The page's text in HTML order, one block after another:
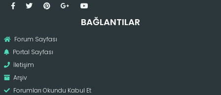
BAĞLANTILAR
Forum Sayfası
Portal Sayfası
İletişim
Arşiv
Forumları Okundu Kabul Et